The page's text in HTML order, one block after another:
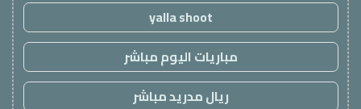
yalla shoot
مباريات اليوم مباشر
ريال مدريد مباشر